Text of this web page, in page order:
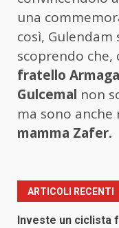
una
così,
scoprendo che,
fratello
Gulcemal non
ma sono anche
mamma Zafer.
ARTICOLI RECENTI
Investe un ciclista